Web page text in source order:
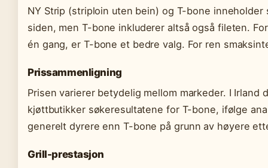
NY Strip (striploin uten bein) og T-bone
siden, men T-bone inkluderer altså også fileten.
én gang, er T-bone et bedre valg. For ren
Prissammenligning
Prisen varierer betydelig mellom markeder. I Irland
kjøttbutikker søkeresultatene for T-bone, ifølge
generelt dyrere enn T-bone på grunn av høyere
Grill-prestasjon